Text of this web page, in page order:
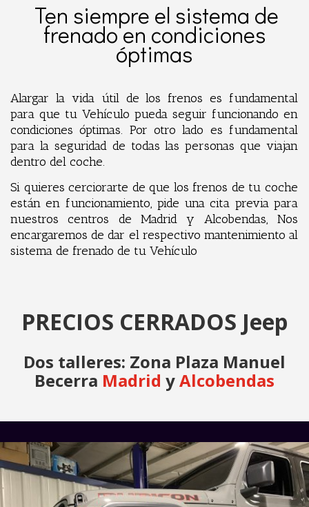
Ten siempre el sistema de
frenado en condiciones
óptimas
Alargar la vida útil de los frenos es fundamental
para que tu Vehículo pueda seguir funcionando en
condiciones óptimas. Por otro lado es fundamental
para la seguridad de todas las personas que viajan
dentro del coche.
Si quieres cerciorarte de que los frenos de tu coche
están en funcionamiento, pide una cita previa para
nuestros centros de Madrid y Alcobendas, Nos
encargaremos de dar el respectivo mantenimiento al
sistema de frenado de tu Vehículo
PRECIOS CERRADOS Jeep
Dos talleres: Zona Plaza Manuel
Becerra Madrid yAlcobendas